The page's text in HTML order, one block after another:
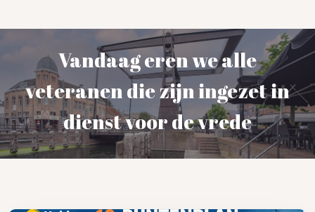
Vandaag eren we alle
veteranen die zijn ingezet in
dienst voor de vrede